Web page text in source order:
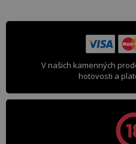
V našich kamenných
hotovosti a